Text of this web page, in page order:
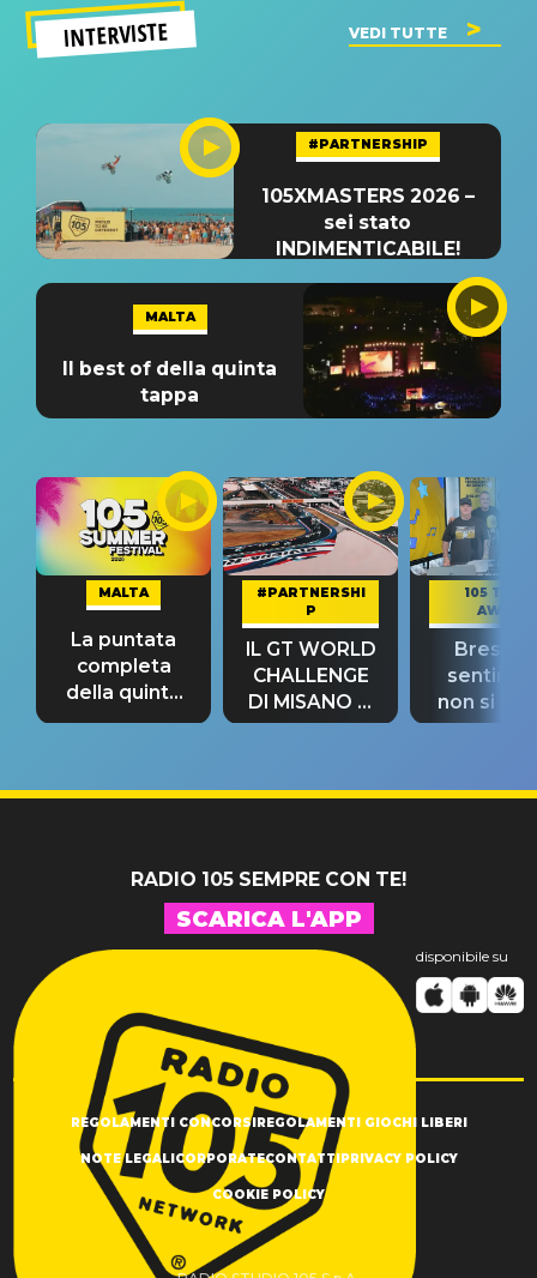
INTERVISTE VEDI TUTTE
#PARTNERSHIP
105XMASTERS 2026 –
sei stato
INDIMENTICABILE!
MALTA
Il best of della quinta
tappa
MALTA
La puntata
completa
della quinta
tappa
#PARTNERSHI
P
IL GT WORLD
CHALLENGE
DI MISANO si
riconferma
105 TAKE
AWAY
Bresh:
non si
fino alla
RADIO 105 SEMPRE CON TE!
SCARICA L'APP
disponibile su
REGOLAMENTI CONCORSI REGOLAMENTI GIOCHI LIBERI
NOTE LEGALI CORPORATECONTATTI PRIVACY POLICY
COOKIE POLICY